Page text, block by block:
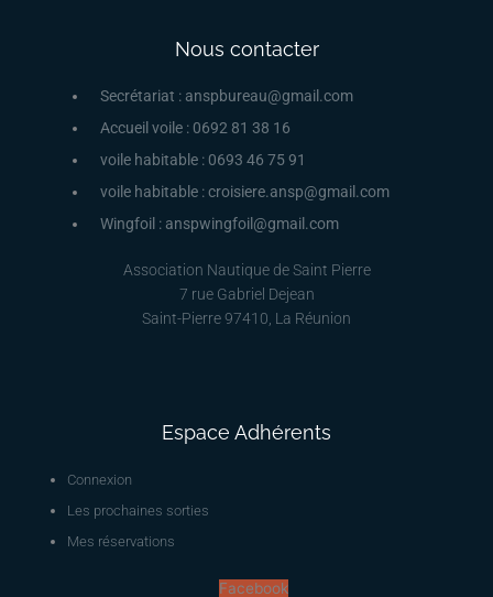
Nous contacter
Secrétariat : anspbureau@gmail.com
Accueil voile : 0692 81 38 16
voile habitable : 0693 46 75 91
voile habitable : croisiere.ansp@gmail.com
Wingfoil : anspwingfoil@gmail.com
Association Nautique de Saint Pierre
7 rue Gabriel Dejean
Saint-Pierre 97410, La Réunion
Espace Adhérents
Connexion
Les prochaines sorties
Mes réservations
Facebook